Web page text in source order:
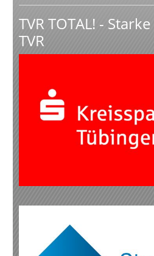
TVR TOTAL! -
TVR